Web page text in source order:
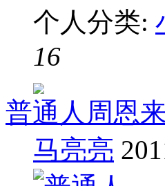
个人分类:
16
普通人周恩
马亮亮